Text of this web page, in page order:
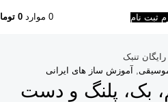
ثبت نام 0 موارد 0
تنبک
, آموزش ساز های ایرانی
بک، پلنگ و دست